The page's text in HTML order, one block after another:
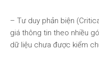
– Tư duy phản biện
giá thông tin theo nhiều
dữ liệu chưa được kiểm